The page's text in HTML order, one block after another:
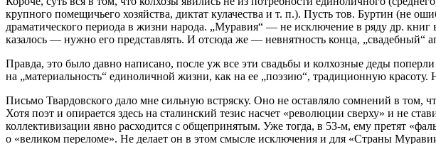
крупного помещичьего хозяйства, диктат кулачества и т. п.). Пусть тов. Буртин (не
драматического периода в жизни народа. „Муравия“ — не исключение в ряду др.
казалось — нужно его представлять. И отсюда же — невнятность конца, „свадебный“
Правда, это было давно написано, после уж все эти свадьбы и колхозные деды
на „материальность“ единоличной жизни, как на ее „поэзию“, традиционную
Письмо Твардовского дало мне сильную встряску. Оно не оставляло сомнений в том,
Хотя поэт и опирается здесь на сталинский тезис насчет «революции сверху» и не
коллективизации явно расходится с общепринятым. Уже тогда, в 53-м, ему претят
о «великом переломе». Не делает он в этом смысле исключения и для «Страны